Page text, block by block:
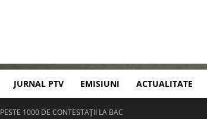
JURNAL PTV EMISIUNI ACTUALITATE
PESTE 1000 DE CONTESTAȚII LA BAC